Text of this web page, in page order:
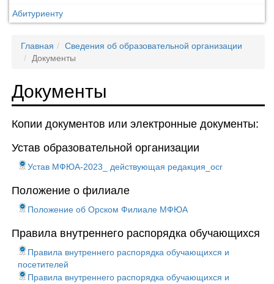
Абитуриенту
Главная
Сведения об образовательной организации
Документы
Документы
Копии документов или электронные документы:
Устав образовательной организации
Устав МФЮА-2023_ действующая редакция_ocr
Положение о филиале
Положение об Орском Филиале МФЮА
Правила внутреннего распорядка обучающихся
Правила внутреннего распорядка обучающихся и
посетителей
Правила внутреннего распорядка обучающихся и